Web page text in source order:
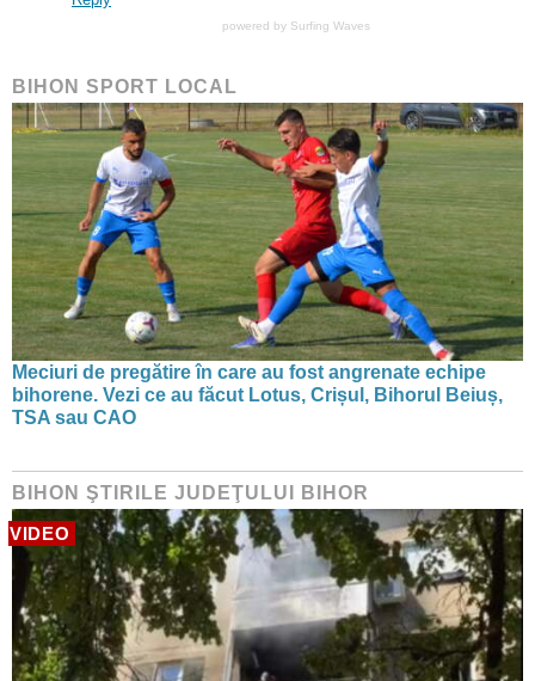
powered by Surfing Waves
BIHON SPORT LOCAL
Meciuri de pregătire în care au fost angrenate echipe
bihorene. Vezi ce au făcut Lotus, Crișul, Bihorul Beiuș,
TSA sau CAO
BIHON ŞTIRILE JUDEŢULUI BIHOR
VIDEO